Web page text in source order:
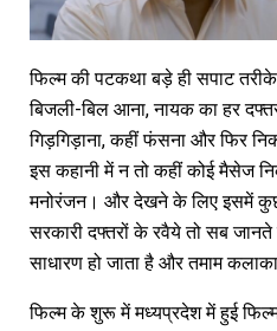
फिल्म की पटकथा बड़े ही सपाट
बिजली-बिल आना, नायक का हर
गिड़गिड़ाना, कहीं फंसना और फिर
इस कहानी में न तो कहीं कोई मैसेज
मनोरंजन। और देखने के लिए इसमें कुछ
सरकारी दफ्तरों के रवैये तो सब जानते
साधारण हो जाता है और तमाम
फिल्म के शुरू में मध्यप्रदेश में हुई